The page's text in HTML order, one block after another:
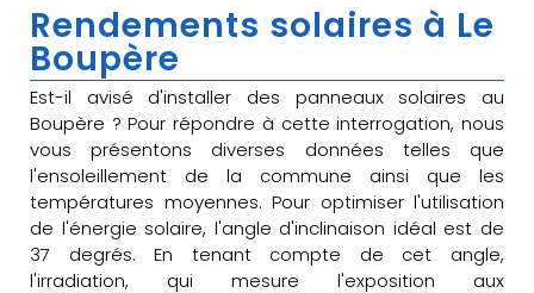
Rendements solaires à Le
Boupère
Est-il avisé d'installer des panneaux solaires au
Boupère ? Pour répondre à cette interrogation, nous
vous présentons diverses données telles que
l'ensoleillement de la commune ainsi que les
températures moyennes. Pour optimiser l'utilisation
de l'énergie solaire, l'angle d'inclinaison idéal est de
37 degrés. En tenant compte de cet angle,
l'irradiation, qui mesure l'exposition aux